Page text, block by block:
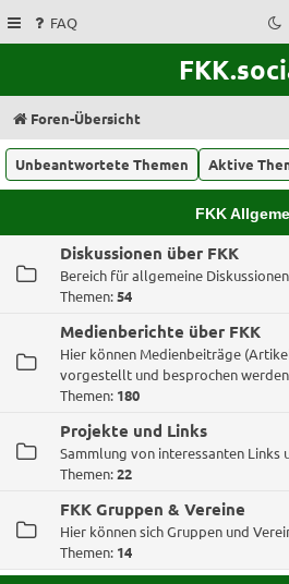
FAQ
Foren-Übersicht
Unbeantwortete Themen Aktive
FKK
Diskussionen über FKK
Bereich für allgemeine
Themen:54
Medienberichte über FKK
Hier können Medienbeiträge
vorgestellt und besprochen werden
Themen: 180
Projekte und Links
Sammlung von interessanten Links
Themen:22
FKK Gruppen & Vereine
Hier können sich Gruppen und
Themen: 14